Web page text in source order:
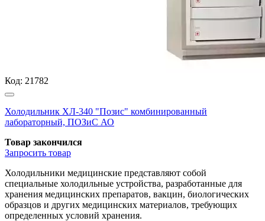
Код: 21782
Холодильник ХЛ-340 "Позис" комбинированный
лабораторный, ПОЗиС АО
Товар закончился
Запросить товар
Холодильники медицинские представляют собой
специальные холодильные устройства, разработанные для
хранения медицинских препаратов, вакцин, биологических
образцов и других медицинских материалов, требующих
определенных условий хранения.